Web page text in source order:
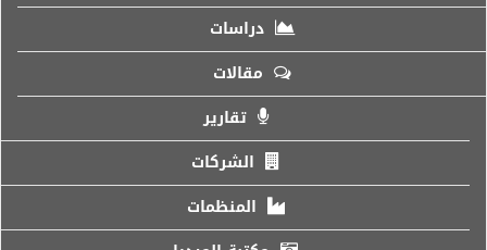
دراسات
مقالات
تقارير
الشركات
المنظمات